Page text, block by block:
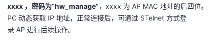
xxxx ，密码为“hw_manage”， xxxx 为 AP MAC 地址的后四位。
PC 动态获取 IP 地址，正常连接后，可通过 STelnet 方式登
录 AP 进行后续操作。